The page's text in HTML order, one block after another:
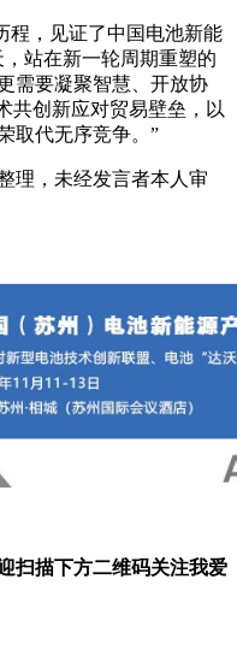
程，见证了中国电池新能
站在新一轮周期重塑的
需要凝聚智慧、开放协
共创新应对贸易壁垒，以
取代无序竞争。”
理，未经发言者本人审
扫描下方二维码关注我爱